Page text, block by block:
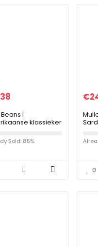
|
klassieker
Sold: 85%
€
70/
0